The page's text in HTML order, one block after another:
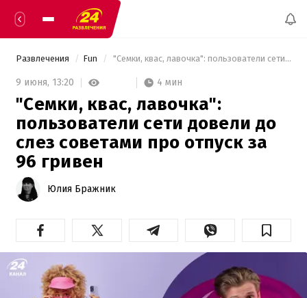
Развлечения Fun "Семки, квас, лавочка": пользователи сети довели до слез советами про отпуск за 96 гривен
9 июня, 13:20 4 мин
"Семки, квас, лавочка":
пользователи сети довели до
слез советами про отпуск за
96 гривен
Юлия Бражник